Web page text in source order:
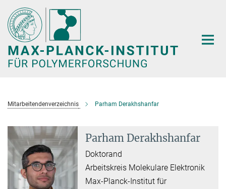
Hauptinhalt
Mitarbeitendenverzeichnis Parham Derakhshanfar
Parham Derakhshanfar
Doktorand
Arbeitskreis Molekulare Elektronik
Max-Planck-Institut für